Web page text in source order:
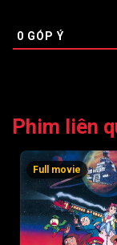
0 GÓP Ý
Phim liên
Full movie